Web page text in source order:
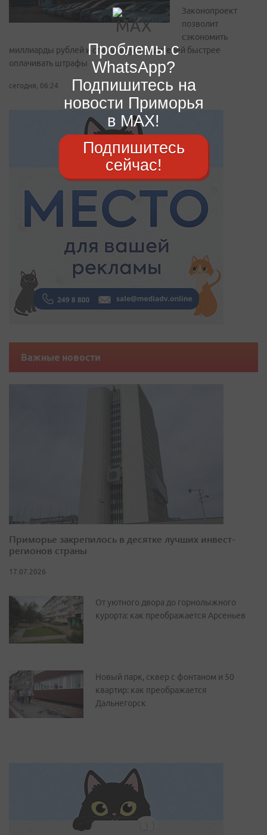
Законопроект
позволит
сэкономить
миллиарды рублей и стимулирует водителей быстрее
оплачивать штрафы
сегодня, 06:24
Важные новости
Приморье закрепилось в десятке лучших инвест-
регионов страны
17.07.2026
От уютного двора до горнолыжного
курорта: как преображается Арсеньев
Новый парк, сквер с фонтаном и 50
квартир: как преображается
Дальнегорск
Проблемы с
WhatsApp?
Подпишитесь на
новости Приморья
в MAX!
Подпишитесь
сейчас!